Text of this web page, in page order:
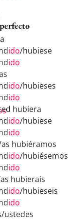
ido/hubiese
ido
ido/hubieses
ido
hubiera
ido/hubiese
ido
hubiéramos
ido/hubiésemos
ido
hubierais
ido/hubieseis
ido
ustedes